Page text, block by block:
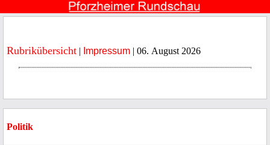
Rubrikübersicht | Impressum | 06. August 2026
Politik